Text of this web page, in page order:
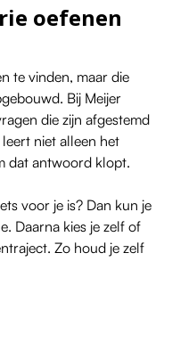
daarbij rekening
mail zodat je
examen
oefenen
te vinden, maar die
Bij Meijer
die zijn afgestemd
niet alleen het
dat antwoord klopt.
voor je is? Dan kun je
Daarna kies je zelf of
Zo houd je zelf